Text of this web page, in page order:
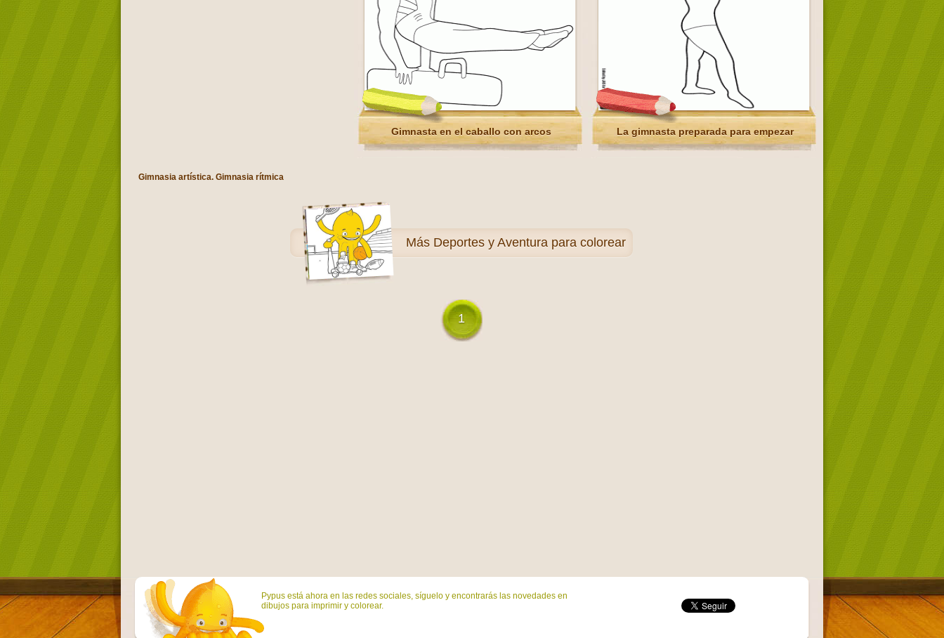
Gimnasta en el caballo con arcos La gimnasta preparada para empezar
Gimnasia artística. Gimnasia rítmica
Más Deportes y Aventura para colorear
1
Pypus está ahora en las redes sociales, síguelo y encontrarás las novedades en
dibujos para imprimir y colorear.